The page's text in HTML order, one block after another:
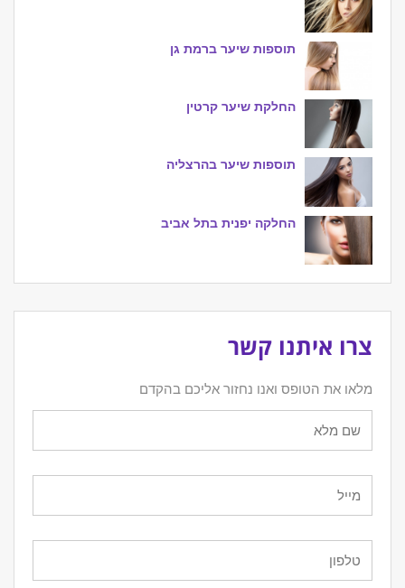
תוספות שיער ברמת גן
החלקת שיער קרטין
תוספות שיער בהרצליה
החלקה יפנית בתל אביב
צרו איתנו קשר
מלאו את הטופס ואנו נחזור אליכם בהקדם